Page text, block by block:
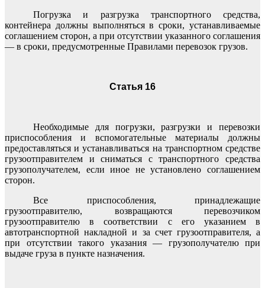
Погрузка и разгрузка транспортного средства,
контейнера должны выполняться в сроки, устанавливаемые
соглашением сторон, а при отсутствии указанного соглашения
— в сроки, предусмотренные Правилами перевозок грузов.
Статья 16
Необходимые для погрузки, разгрузки и перевозки
приспособления и вспомогательные материалы должны
предоставляться и устанавливаться на транспортном средстве
грузоотправителем и сниматься с транспортного средства
грузополучателем, если иное не установлено соглашением
сторон.
Все приспособления, принадлежащие
грузоотправителю, возвращаются перевозчиком
грузоотправителю в соответствии с его указанием в
автотранспортной накладной и за счет грузоотправителя, а
при отсутствии такого указания — грузополучателю при
выдаче груза в пункте назначения.